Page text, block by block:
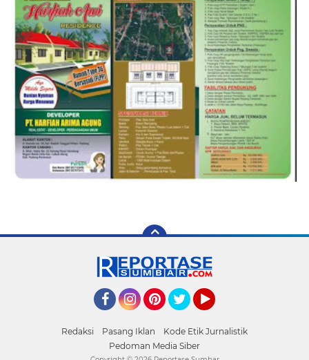
Redaksi Pasang Iklan
Kode Etik Jurnalistik
Pedoman Media Siber